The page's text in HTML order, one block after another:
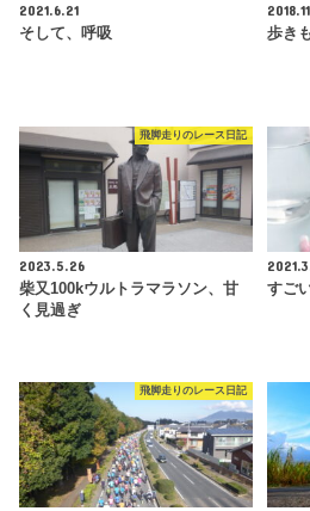
2021.6.21
そして、呼吸
歩き
飛脚走りのレース日記
2023.5.26
柴又100kウルトラマラソン、甘
く見過ぎ
すご
飛脚走りのレース日記